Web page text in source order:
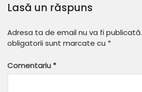
Lasă un răspuns
Adresa ta de email nu va fi publicată.
obligatorii sunt marcate cu *
Comentariu *